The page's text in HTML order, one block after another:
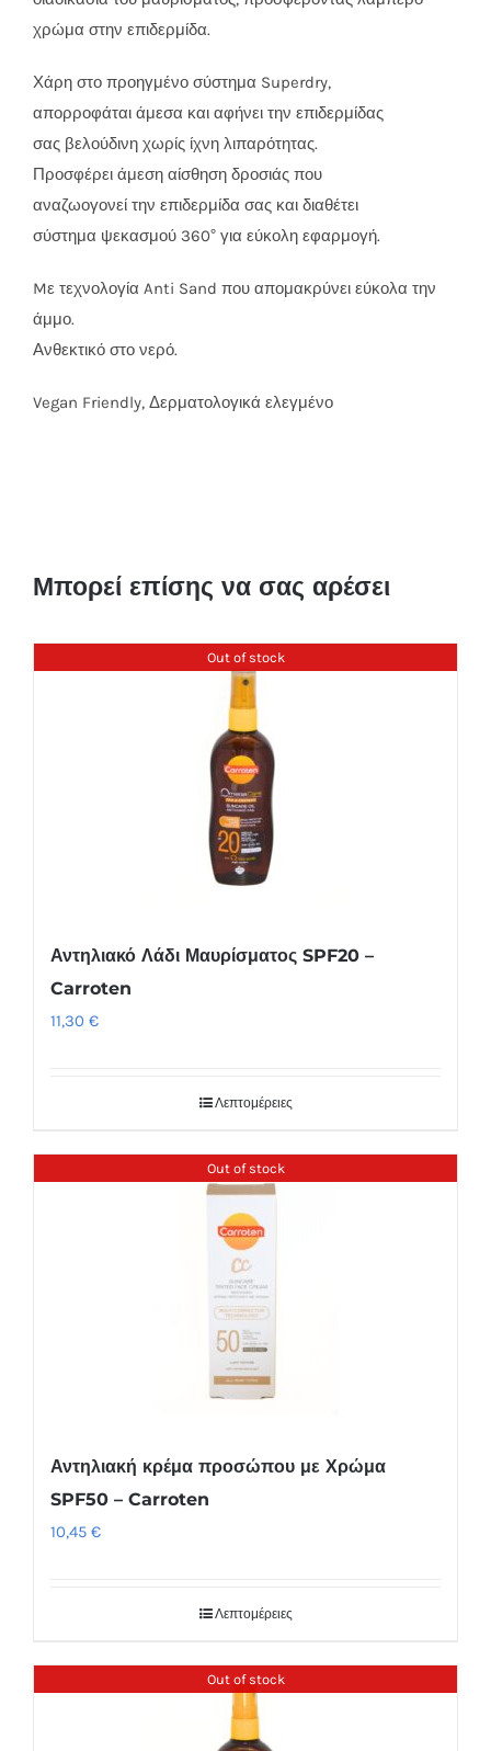
χρώμα στην επιδερμίδα.
Χάρη στο προηγμένο σύστημα Superdry,
απορροφάται άμεσα και αφήνει την επιδερμίδας
σας βελούδινη χωρίς ίχνη λιπαρότητας.
Προσφέρει άμεση αίσθηση δροσιάς που
αναζωογονεί την επιδερμίδα σας και διαθέτει
σύστημα ψεκασμού 360° για εύκολη εφαρμογή.
Mε τεχνολογία Anti Sand που απομακρύνει εύκολα την
άμμο.
Ανθεκτικό στο νερό.
Vegan Friendly, Δερματολογικά ελεγμένο
Μπορεί επίσης να σας αρέσει
Out of stock
Αντηλιακό Λάδι Μαυρίσματος SPF20 –
Carroten
11,30 €
Λεπτομέρειες
Out of stock
Αντηλιακή κρέμα προσώπου με Χρώμα
SPF50 – Carroten
10,45 €
Λεπτομέρειες
Out of stock